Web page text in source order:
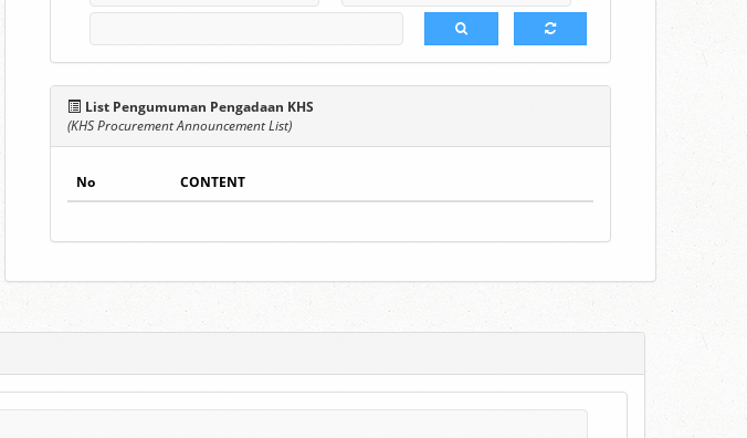
List Pengumuman Pengadaan KHS
(KHS Procurement Announcement List)
No CONTENT